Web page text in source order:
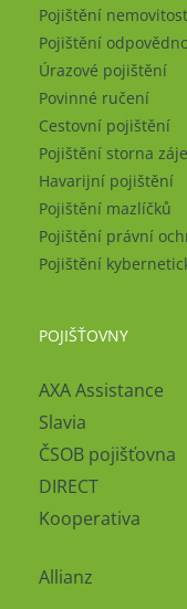
Pojištění
Pojištění
Úrazové pojištění
Povinné ručení
Cestovní pojištění
Pojištění storna
Havarijní pojištění
Pojištění mazlíčků
Pojištění právní
Pojištění
POJIŠŤOVNY
AXA Assistance
Slavia
ČSOB pojišťovna
DIRECT
Kooperativa
Allianz